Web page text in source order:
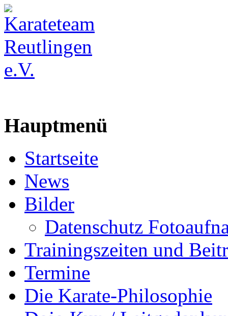
Hauptmenü
Startseite
News
Bilder
Datenschutz
Trainingszeiten und
Termine
Die Karate-Philosophie